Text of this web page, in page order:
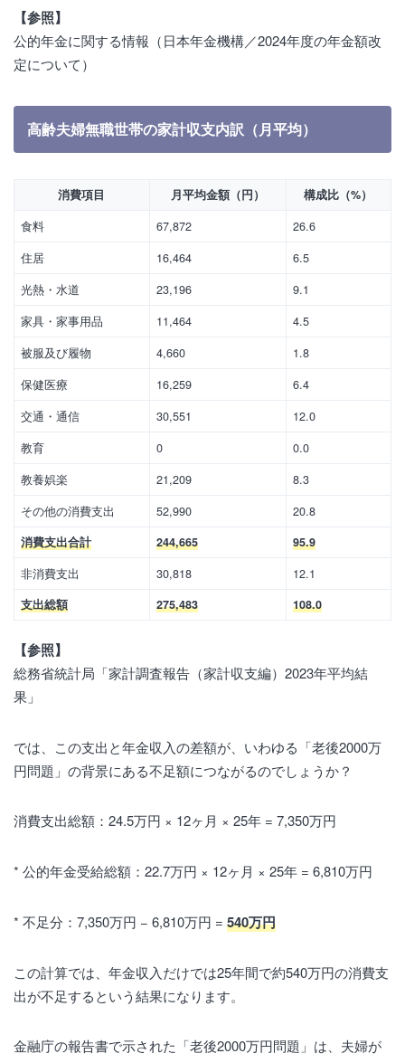
【参照】
公的年金に関する情報（日本年金機構／2024年度の年金額改
定について）
高齢夫婦無職世帯の家計収支内訳（月平均）
消費項目 月平均金額（円） 構成比（%）
食料 67,872
26.6
住居
16,464
6.5
光熱・水道
23,196
9.1
家具・家事用品
11,464
4.5
被服及び履物
4,660
1.8
保健医療
16,259
6.4
交通・通信
30,551
12.0
教育
0
0.0
教養娯楽
21,209
8.3
その他の消費支出
52,990 20.8
消費支出合計 244,665 95.9
非消費支出 30,818 12.1
支出総額 275,483 108.0
【参照】
総務省統計局「家計調査報告（家計収支編）2023年平均結
果」
では、この支出と年金収入の差額が、いわゆる「老後2000万
円問題」の背景にある不足額につながるのでしょうか？
消費支出総額：24.5万円 × 12ヶ月 × 25年 = 7,350万円
* 公的年金受給総額：22.7万円 × 12ヶ月 × 25年 = 6,810万円
* 不足分：7,350万円 − 6,810万円 = 540万円
この計算では、年金収入だけでは25年間で約540万円の消費支
出が不足するという結果になります。
金融庁の報告書で示された「老後2000万円問題」は、夫婦が